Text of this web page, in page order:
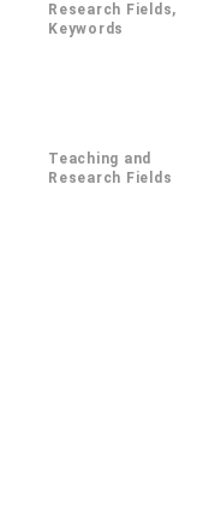
Research Fields,
Keywords
Teaching and
Research Fields